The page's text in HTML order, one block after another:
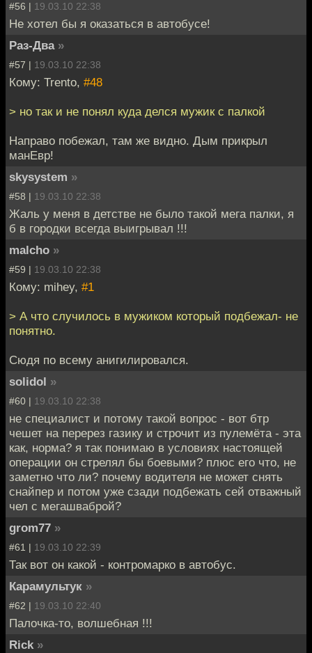
#56 | 19.03.10 22:38
Не хотел бы я оказаться в автобусе!
Раз-Два »
#57 | 19.03.10 22:38
Кому: Trento, #48
> но так и не понял куда делся мужик с палкой
Направо побежал, там же видно. Дым прикрыл
манЕвр!
skysystem »
#58 | 19.03.10 22:38
Жаль у меня в детстве не было такой мега палки, я
б в городки всегда выигрывал !!!
malcho »
#59 | 19.03.10 22:38
Кому: mihey, #1
> А что случилось в мужиком который подбежал- не
понятно.
Сюдя по всему анигилировался.
solidol »
#60 | 19.03.10 22:38
не специалист и потому такой вопрос - вот бтр
чешет на перерез газику и строчит из пулемёта - эта
как, норма? я так понимаю в условиях настоящей
операции он стрелял бы боевыми? плюс его что, не
заметно что ли? почему водителя не может снять
снайпер и потом уже сзади подбежать сей отважный
чел с мегашваброй?
grom77 »
#61 | 19.03.10 22:39
Так вот он какой - контромарко в автобус.
Карамультук »
#62 | 19.03.10 22:40
Палочка-то, волшебная !!!
Riсk »